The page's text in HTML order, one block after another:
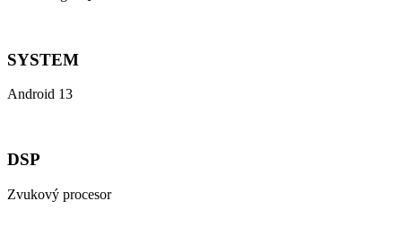
SYSTEM
Android 13
DSP
Zvukový procesor